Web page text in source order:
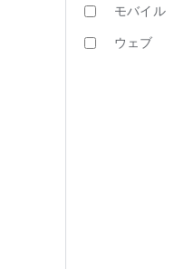
モバイル
ウェブ